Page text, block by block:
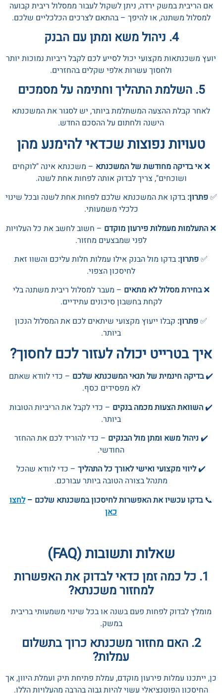
אם הריבית במשק ירדה, ניתן לשקול לעבור ממסלול ריבית קבועה
למסלול משתנה, או להיפך – בהתאם לצרכים הכלכליים שלכם.
4. ניהול משא ומתן עם הבנק
יועץ משכנתאות מקצועי יכול לסייע לכם לקבל ריביות נמוכות יותר
ולחסוך עשרות אלפי שקלים בהחזרים.
5. השלמת התהליך וחתימה על מסמכים
לאחר קבלת ההצעה המשתלמת ביותר, יש לסגור את המשכנתא
הישנה ולחתום על ההסכם החדש.
טעויות נפוצות שכדאי להימנע מהן
❌אי בדיקה מחודשת של המשכנתא – משכנתא אינה "לוקחים
ושוכחים", צריך לבדוק אותה לפחות אחת לשנה.
✅פתרון: בדקו את המשכנתא שלכם לפחות אחת לשנה ובכל שינוי
כלכלי משמעותי.
❌התעלמות מעמלות פירעון מוקדם – חשוב לחשב את כל העלויות
לפני שמבצעים מחזור.
✅פתרון: בדקו מול הבנק אילו עמלות חלות עליכם והשוו זאת
לחיסכון הצפוי.
❌בחירת מסלול לא מתאים – מעבר למסלול ריבית משתנה בלי
לקחת בחשבון סיכונים עתידיים.
✅פתרון: קבלו ייעוץ מקצועי שיתאים לכם את המסלול הנכון
ביותר.
איך בטרייט יכולה לעזור לכם לחסוך?
✔️בדיקה חינמית של תנאי המשכנתא שלכם – כדי לוודא שאתם
לא מפסידים כסף.
✔️השוואת הצעות מכמה בנקים – כדי לקבל את הריביות הטובות
ביותר.
✔️ ניהול משא ומתן מול הבנקים – כדי להוריד לכם את ההחזר
החודשי.
✔️ליווי מקצועי ואישי לאורך כל התהליך – כדי לוודא שהכל
מתנהל בצורה הטובה ביותר עבורכם.
📞בדקו עכשיו את האפשרות לחיסכון במשכנתא שלכם –לחצו
כאן
שאלות ותשובות (FAQ)
1. כל כמה זמן כדאי לבדוק את האפשרות
למחזור משכנתא?
מומלץ לבדוק לפחות פעם בשנה או בכל שינוי משמעותי בריבית
במשק.
2. האם מחזור משכנתא כרוך בתשלום
עמלות?
כן, ייתכנו עמלות פירעון מוקדם, עמלת פתיחת תיק ועמלת היוון, אך
החיסכון הפוטנציאלי עשוי להיות גבוה בהרבה מהעלויות הללו.